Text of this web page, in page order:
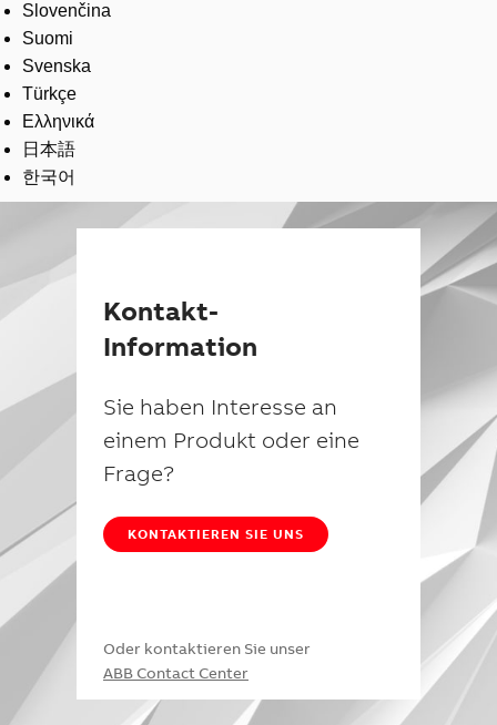
Slovenčina
Suomi
Svenska
Türkçe
Ελληνικά
日本語
한국어
Kontakt-
Information
Sie haben Interesse an
einem Produkt oder eine
Frage?
KONTAKTIEREN SIE UNS
Oder kontaktieren Sie unser
ABB Contact Center